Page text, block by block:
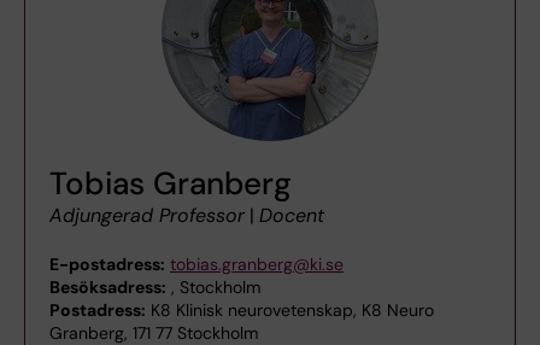
Tobias Granberg
Adjungerad Professor | Docent
E-postadress: tobias.granberg@ki.se
Besöksadress: , Stockholm
Postadress: K8 Klinisk neurovetenskap, K8 Neuro
Granberg, 171 77 Stockholm